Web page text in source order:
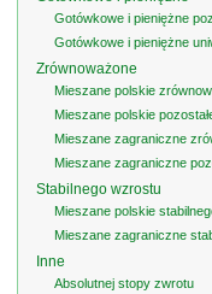
Gotówkowe i pieniężne
Gotówkowe i pieniężne
Zrównoważone
Mieszane polskie
Mieszane polskie
Mieszane zagraniczne
Mieszane zagraniczne
Stabilnego wzrostu
Mieszane polskie
Mieszane zagraniczne
Inne
Absolutnej stopy zwrotu